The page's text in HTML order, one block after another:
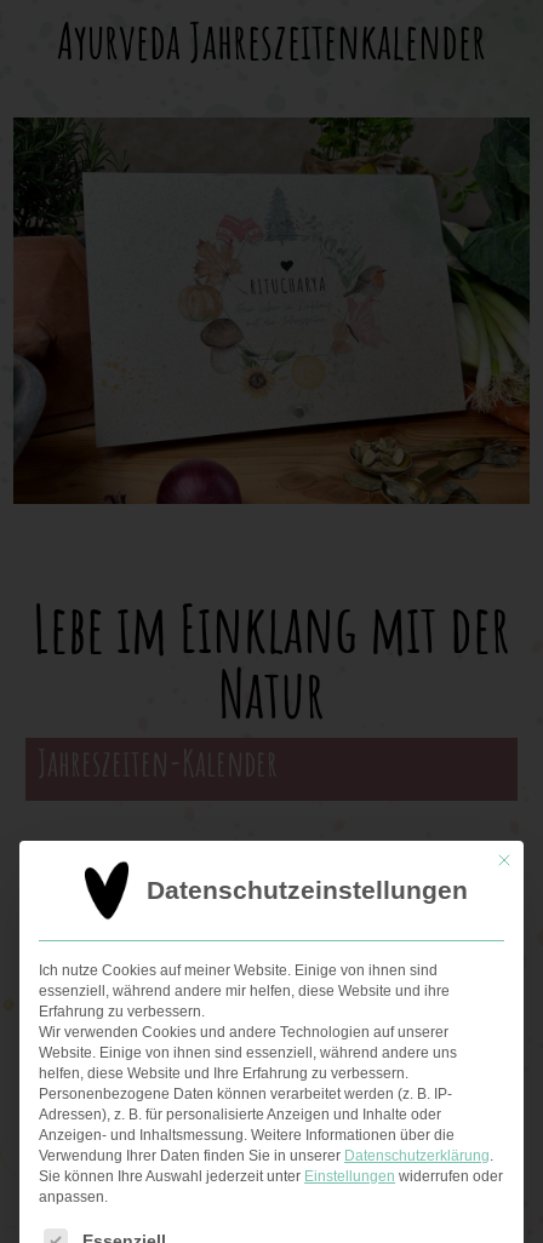
Ayurveda Jahreszeitenkalender
Lebe im Einklang mit der
Natur
Jahreszeiten-Kalender
Lebe im Einklang mit der Natur, mit dem
Ayurveda Jahreszeitenkalender.Inklusive
Saisonkalenderfür Obst, Gemüse &
Gewürze,Ernährungs- & Verhaltenstipps
Ayurveda Rituale & Rezepte
JETZT ANSCHAUEN
Mit
Datenschutzeinstellungen
Ich nutze Cookies auf meiner Website. Einige von ihnen sind
essenziell, während andere mir helfen, diese Website und ihre
Erfahrung zu verbessern.
Wir verwenden Cookies und andere Technologien auf unserer
Website. Einige von ihnen sind essenziell, während andere uns
helfen, diese Website und Ihre Erfahrung zu verbessern.
Personenbezogene Daten können verarbeitet werden (z. B. IP-
Adressen), z. B. für personalisierte Anzeigen und Inhalte oder
Anzeigen- und Inhaltsmessung. Weitere Informationen über die
Verwendung Ihrer Daten finden Sie in unserer Datenschutzerklärung
Sie können Ihre Auswahl jederzeit unter Einstellungen widerrufen oder
anpassen.
Es folgt eine Liste der Service-Gruppen, für die eine